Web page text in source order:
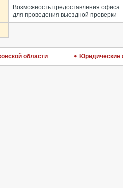
Возможность предоставления офиса
для проведения выездной проверки
области Юридические